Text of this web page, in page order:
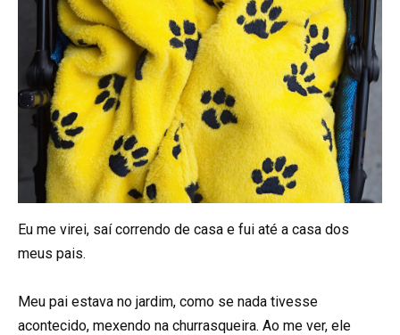
Eu me virei, saí correndo de casa e fui até a casa dos
meus pais.
Meu pai estava no jardim, como se nada tivesse
acontecido, mexendo na churrasqueira. Ao me ver, ele